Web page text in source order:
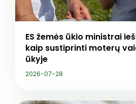
ES žemės ūkio ministrai
kaip sustiprinti moterų
ūkyje
2026-07-28